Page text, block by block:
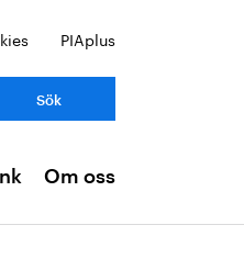
PIAplus
Om oss